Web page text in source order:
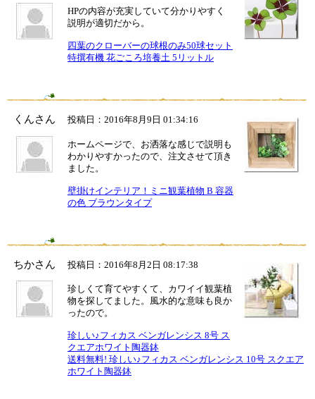
HPの内容が充実していて分かりやすく
説明が適切だから。
四葉のクローバーの球根のみ50球セット
特撰有機 花ごころ培養土 5リットル
くんさん 投稿日：2016年8月9日 01:34:16
ホームページで、お洒落な感じで説明も
わかりやすかったので、注文させて頂き
ました。
壁掛けインテリア！ミニ観葉植物 B 容器
の色 ブラウンタイプ
ちかさん 投稿日：2016年8月2日 08:17:38
珍しくて育てやすくて、カワイイ観葉植
物を探してました。風水的な意味も良か
ったので。
珍しい♪フィカス ベンガレンシス 8号 ス
クエアホワイト陶器鉢
送料無料! 珍しい♪フィカス ベンガレンシス 10号 スクエア
ホワイト陶器鉢